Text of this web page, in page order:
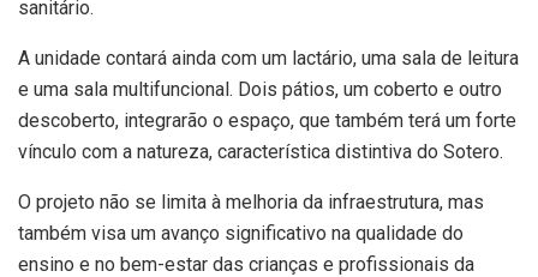
sanitário.
A unidade contará ainda com um lactário, uma sala de leitura
e uma sala multifuncional. Dois pátios, um coberto e outro
descoberto, integrarão o espaço, que também terá um forte
vínculo com a natureza, característica distintiva do Sotero.
O projeto não se limita à melhoria da infraestrutura, mas
também visa um avanço significativo na qualidade do
ensino e no bem-estar das crianças e profissionais da